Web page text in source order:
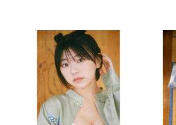
SIHOO B100 オフィスチェア
／デスクチェア メッシュチェ
ア 人間工学 疲れない ブラッ
Sezlife オフィスチェア
チェア 疲れない テレワ
チェア 強化バックレス
度ロッキング機能 人間
子 腰サポート 90度跳ね
式アームレスト 3Dヘッ
ト ハンガー付き 高反発
ョン PCチェア 通気性メ
ュ ゲーミング/勉強/事務
しゃれ パソコンチェア (
￥7,680
ビジネス向けプレミア
ニター | FlexScan
WT | 27.0型4K
・USB Type-C・ホワイ
【純正品】27"ゲーミングモ
ニター DualSense 充電フッ
ク付き（CFI-ZDM1J）
￥49,979
Amazonベーシック ペットシ
ーツ 厚型 ワイド 42枚x2袋(84
枚) ホワイト(吸収面:ライトブ
ネオ・ルーライフ ネオ
ツ L 中型犬用 26枚入り
￥1,800